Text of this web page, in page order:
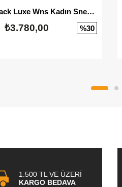
Mayze Stack Luxe Wns Kadın Sneaker
₺3.780,00 %30
1.500 TL VE ÜZERİ
KARGO BEDAVA